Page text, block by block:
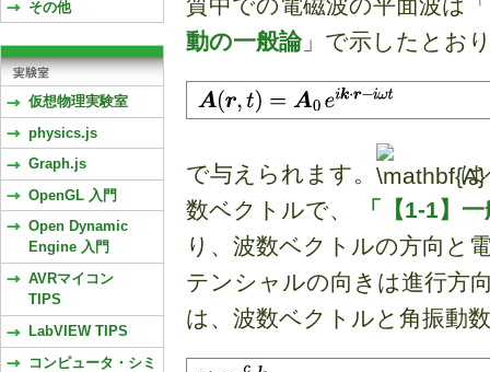
動の一般論」で示したとお
で与えられます。
は
数ベクトルで、
「【1-1】
り、波数ベクトルの方向と
テンシャルの向きは進行方
は、波数ベクトルと角振動
その他
仮想物理実験室
physics.js
Graph.js
OpenGL 入門
Open Dynamic
Engine 入門
AVRマイコン
TIPS
LabVIEW TIPS
コンピュータ・シミ